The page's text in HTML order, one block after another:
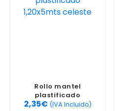
Rollo mantel
plastificado
1,20x5mts celeste
2,35€ (IVA Incluido)